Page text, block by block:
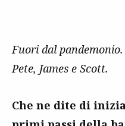
Fuori dal
Pete, James e Scott.
Che ne dite di